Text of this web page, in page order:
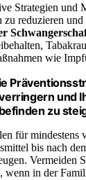
Strategien und
reduzieren
wie
und
zu
für mindestens
bis nach
Vermeiden
wenn in der